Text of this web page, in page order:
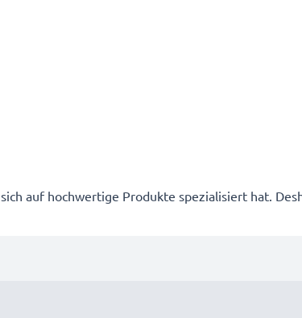
auf hochwertige Produkte spezialisiert hat.